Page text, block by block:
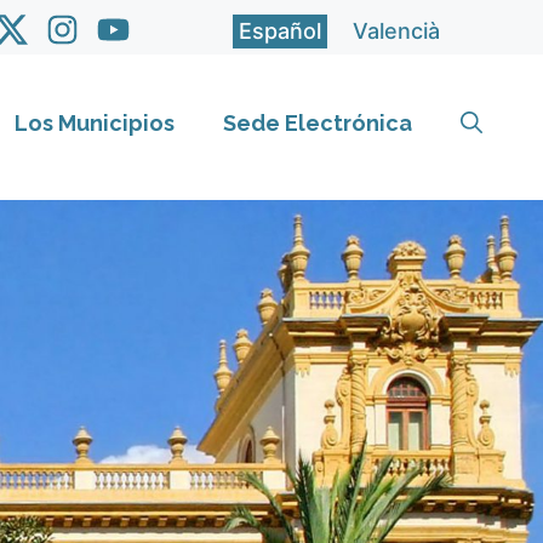
Español Valencià
Los Municipios Sede Electrónica